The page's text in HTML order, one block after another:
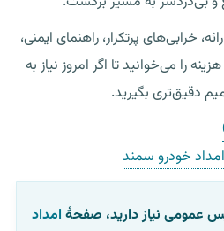
خرابی‌های پرتکرار، راهنمای ایمنی،
را می‌خوانید تا اگر امروز نیاز به
دقیق‌تری بگیرید.
خودرو سمند
عمومی نیاز دارید، صفحهٔ امداد